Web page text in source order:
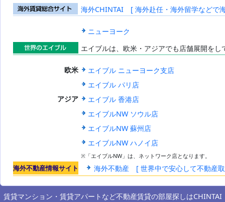
海外賃貸総合
海外CHINTAI [ 海外赴任・海外留学などで
ニューヨーク
世界のエイブ
エイブルは、欧米・アジアでも店舗展開を
欧米
エイブル ニューヨーク支店
エイブル パリ店
アジア
エイブル 香港店
エイブルNW ソウル店
エイブルNW 蘇州店
エイブルNW ハノイ店
※「エイブルNW」は、ネットワーク店となります。
海外不動産情報サイト 海外不動産 [ 世界中で安心して不動産
賃貸マンション・賃貸アパートなど不動産賃貸の部屋探しはCHINTAI